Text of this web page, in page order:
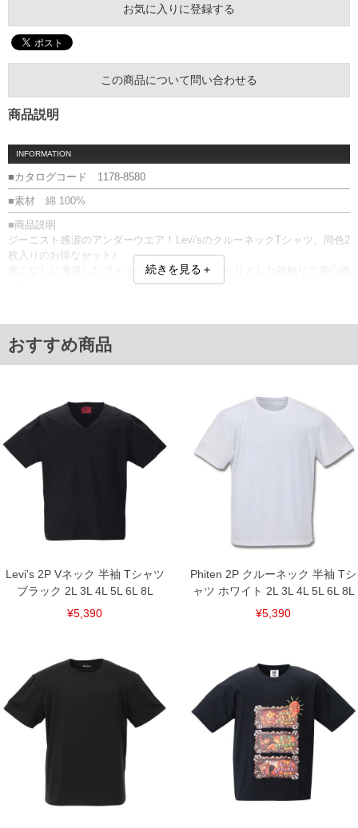
お気に入りに登録する
この商品について問い合わせる
商品説明
INFORMATION
■カタログコード 1178-8580
■素材 綿 100%
■商品説明
ジーニスト感涙のアンダーウエア！Levi'sのクルーネックTシャツ。同色2
枚入りのお得なセット♪
着こなしに考慮したフィット感。綿100%のさらりとした肌触りで着心地
同色2枚組
サイズ/バスト/総丈/裾周り/肩幅/袖丈
2L/120/76/120/56/23
3L/130/78/130/58/24
5L/150/82/150/62/26
6L/160/84/160/64/27
8L/180/88/180/68/29
単位はcm
※【返品交換について】
返品交換希望の方は、商品到着後1週間以内にご連絡ください。
ご了承くださいませ。
※【ボトムの裾上げをご希望の場合】
備考欄に股下●cmとご記入下さい。（裾上げ無料対象商品は1本につき税込6,000円以
一部、お直しに対応出来ない商品がございます。(例：裾にファスナーや調節ひもが付
いている、極端なデザインが施されている等)
※商品によって若干のサイズの誤差がございます。また、お客様がご使用の環境（コ
ンピュータ画面）によって、商品の色味が若干異なる場合がございます。予めご了承
ください。
※当店での掲載商品は、実店鋪と在庫を共用しておりますので店頭での売り違い、店
舗からのお取り寄せ等により、お客様にご迷惑をお掛けしてしまう場合がございま
す。そのようなことがない様最大限に努めておりますが、もしあった場合速やかにご
続きを見る＋
おすすめ商品
Levi's 2P Vネック 半袖 Tシャツ
ブラック 2L 3L 4L 5L 6L 8L
¥5,390
Phiten 2P クルーネック 半袖 Tシ
ャツ ホワイト 2L 3L 4L 5L 6L 8L
¥5,390